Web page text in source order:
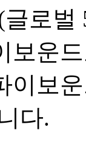
로벌
보운
이보
다.